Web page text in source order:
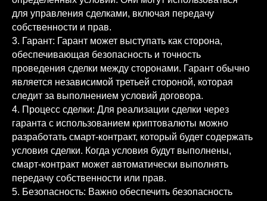
для управления сделками, включая передачу
собственности и прав.
3. Гарант: Гарант может выступать как сторона,
обеспечивающая безопасность и точность
проведения сделки между сторонами. Гарант обычно
является независимой третьей стороной, которая
следит за выполнением условий договора.
4. Процесс сделки: Для реализации сделки через
гаранта с использованием криптовалюты можно
разработать смарт-контракт, который будет содержать
условия сделки. Когда условия будут выполнены,
смарт-контракт может автоматически выполнять
передачу собственности или прав.
5. Безопасность: Важно обеспечить безопасность